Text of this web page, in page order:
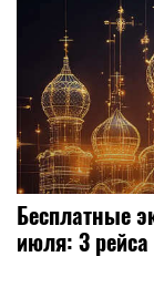
Бесплатные
июля: 3 рейса